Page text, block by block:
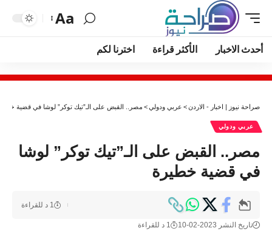
Aa
أحدث الاخبار الأكثر قراءة اخترنا لكم
صراحة نيوز | اخبار - الاردن> عربي ودولي> مصر.. القبض على الـ”تيك توكر” لوشا في قضية
عربي ودولي
مصر.. القبض على الـ”تيك توكر” لوشا
في قضية خطيرة
تاريخ النشر 2023-02-10 1 د للقراءة
1 د للقراءة